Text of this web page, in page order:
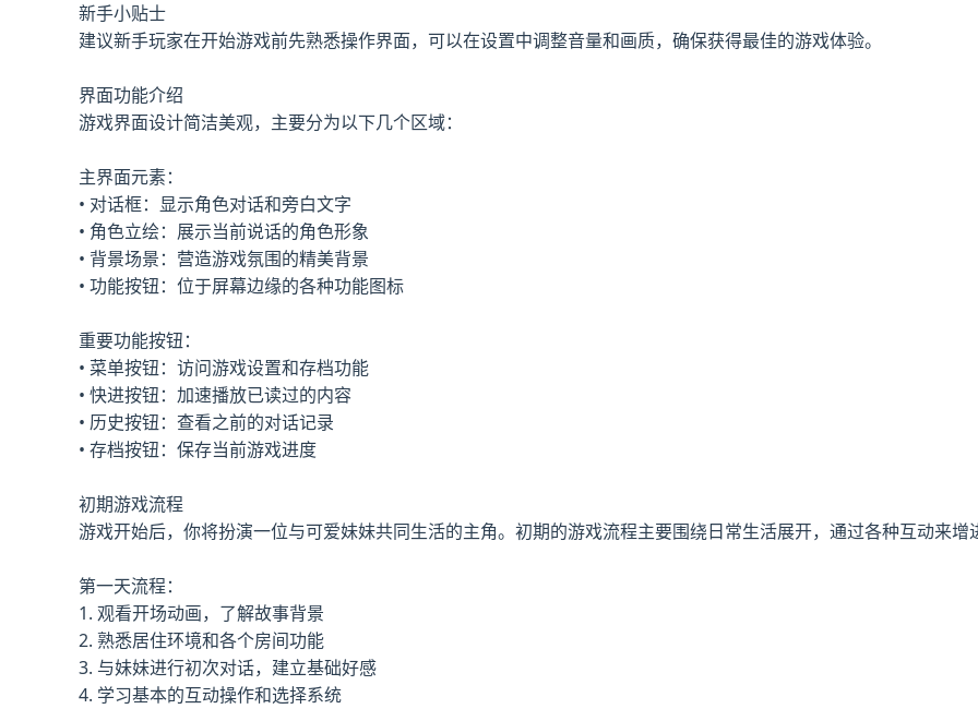
新手小贴士
建议新手玩家在开始游戏前先熟悉操作界面，可以在设置中调整音量和画质，确保获得最佳的游戏体验。
界面功能介绍
游戏界面设计简洁美观，主要分为以下几个区域：
主界面元素：
• 对话框：显示角色对话和旁白文字
• 角色立绘：展示当前说话的角色形象
• 背景场景：营造游戏氛围的精美背景
• 功能按钮：位于屏幕边缘的各种功能图标
重要功能按钮：
• 菜单按钮：访问游戏设置和存档功能
• 快进按钮：加速播放已读过的内容
• 历史按钮：查看之前的对话记录
• 存档按钮：保存当前游戏进度
初期游戏流程
游戏开始后，你将扮演一位与可爱妹妹共同生活的主角。初期的游戏流程主要围绕日常生活展开，通过各种互动来增
第一天流程：
1. 观看开场动画，了解故事背景
2. 熟悉居住环境和各个房间功能
3. 与妹妹进行初次对话，建立基础好感
4. 学习基本的互动操作和选择系统